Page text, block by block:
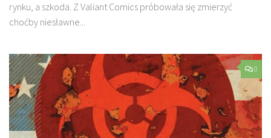
rynku, a szkoda. Z Valiant Comics próbowała się zmierzyć
choćby niesławne...
0